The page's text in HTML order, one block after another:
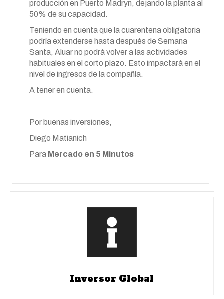
producción en Puerto Madryn, dejando la planta al
50% de su capacidad.
Teniendo en cuenta que la cuarentena obligatoria
podría extenderse hasta después de Semana
Santa, Aluar no podrá volver a las actividades
habituales en el corto plazo. Esto impactará en el
nivel de ingresos de la compañía.
A tener en cuenta.
Por buenas inversiones,
Diego Matianich
Para Mercado en 5 Minutos
Inversor Global